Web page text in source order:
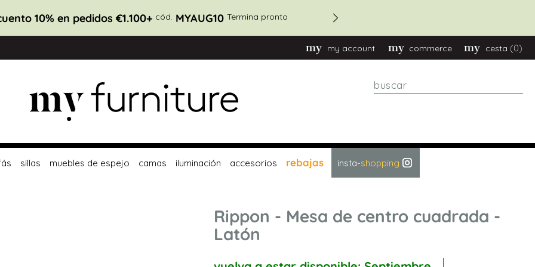
10% en pedidos €1.100+ cód. MYAUG10 Termina pronto
my account commerce cesta (0)
Buscar
sillas muebles de espejo camas iluminación accesorios rebajas insta-shopping
Rippon - Mesa de centro cuadrada -
Latón